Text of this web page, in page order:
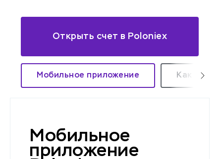
Открыть счет в Poloniex
Мобильное приложение Как
Мобильное
приложение